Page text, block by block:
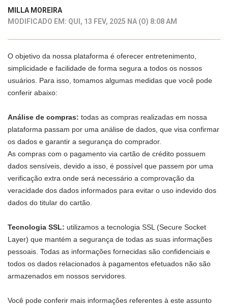
MILLA MOREIRA
MODIFICADO EM: QUI, 13 FEV, 2025 NA (O) 8:08 AM
O objetivo da nossa plataforma é oferecer entretenimento,
simplicidade e facilidade de forma segura a todos os nossos
usuários. Para isso, tomamos algumas medidas que você pode
conferir abaixo:
Análise de compras: todas as compras realizadas em nossa
plataforma passam por uma análise de dados, que visa confirmar
os dados e garantir a segurança do comprador.
As compras com o pagamento via cartão de crédito possuem
dados sensíveis, devido a isso, é possível que passem por uma
verificação extra onde será necessário a comprovação da
veracidade dos dados informados para evitar o uso indevido dos
dados do titular do cartão.
Tecnologia SSL: utilizamos a tecnologia SSL (Secure Socket
Layer) que mantém a segurança de todas as suas informações
pessoais. Todas as informações fornecidas são confidenciais e
todos os dados relacionados à pagamentos efetuados não são
armazenados em nossos servidores.
Você pode conferir mais informações referentes à este assunto